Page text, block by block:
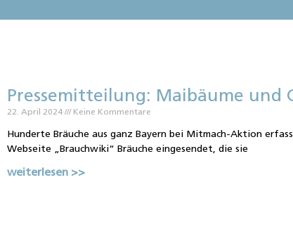
Pressemitteilung: Maibäume und
22. April 2024 Keine Kommentare
Hunderte Bräuche aus ganz Bayern bei Mitmach-Aktion
Webseite „Brauchwiki“ Bräuche eingesendet, die sie
weiterlesen >>